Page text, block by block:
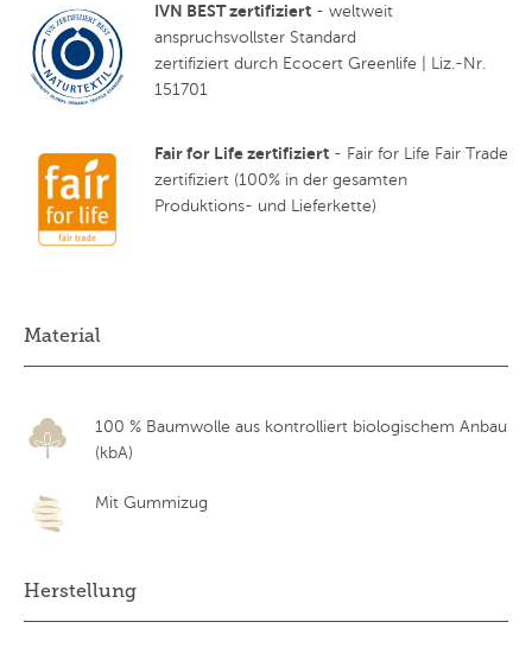
IVN BEST zertifiziert - weltweit
anspruchsvollster Standard
zertifiziert durch Ecocert Greenlife | Liz.-Nr.
151701
Fair for Life zertifiziert - Fair for Life Fair Trade
zertifiziert (100% in der gesamten
Produktions- und Lieferkette)
Material
100 % Baumwolle aus kontrolliert biologischem Anbau
(kbA)
Mit Gummizug
Herstellung